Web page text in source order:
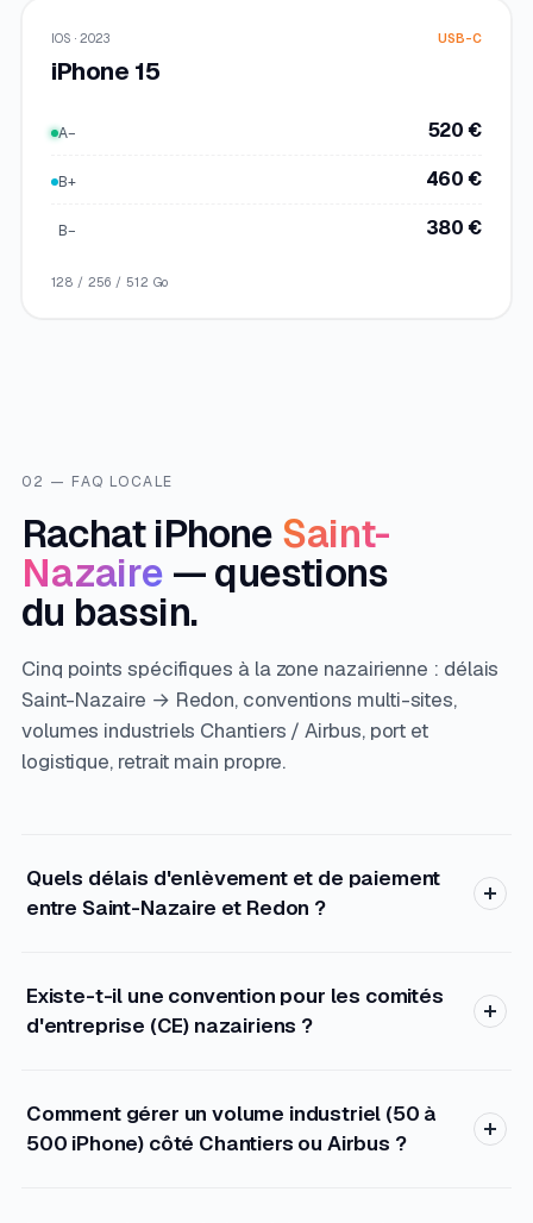
IOS · 2023 USB-C
iPhone 15
A− 520 €
B+ 460 €
B− 380 €
128 / 256 / 512 Go
02 — FAQ LOCALE
Rachat iPhone Saint-
Nazaire — questions
du bassin.
Cinq points spécifiques à la zone nazairienne : délais
Saint-Nazaire → Redon, conventions multi-sites,
volumes industriels Chantiers / Airbus, port et
logistique, retrait main propre.
Quels délais d'enlèvement et de paiement
entre Saint-Nazaire et Redon ?
Existe-t-il une convention pour les comités
d'entreprise (CE) nazairiens ?
Comment gérer un volume industriel (50 à
500 iPhone) côté Chantiers ou Airbus ?